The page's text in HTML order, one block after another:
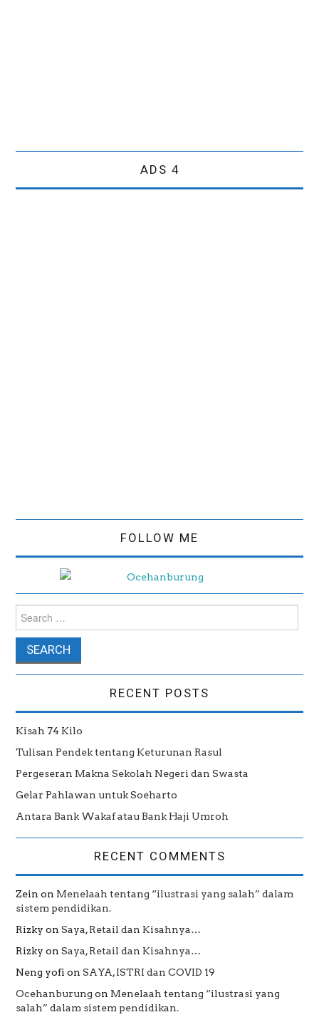
ADS 4
FOLLOW ME
Search for:
RECENT POSTS
Kisah 74 Kilo
Tulisan Pendek tentang Keturunan Rasul
Pergeseran Makna Sekolah Negeri dan Swasta
Gelar Pahlawan untuk Soeharto
Antara Bank Wakaf atau Bank Haji Umroh
RECENT COMMENTS
Zein on Menelaah tentang “ilustrasi yang salah” dalam
sistem pendidikan.
Rizky onSaya, Retail dan Kisahnya…
Rizky onSaya, Retail dan Kisahnya…
Neng yofi onSAYA, ISTRI dan COVID 19
Ocehanburung on Menelaah tentang “ilustrasi yang
salah” dalam sistem pendidikan.